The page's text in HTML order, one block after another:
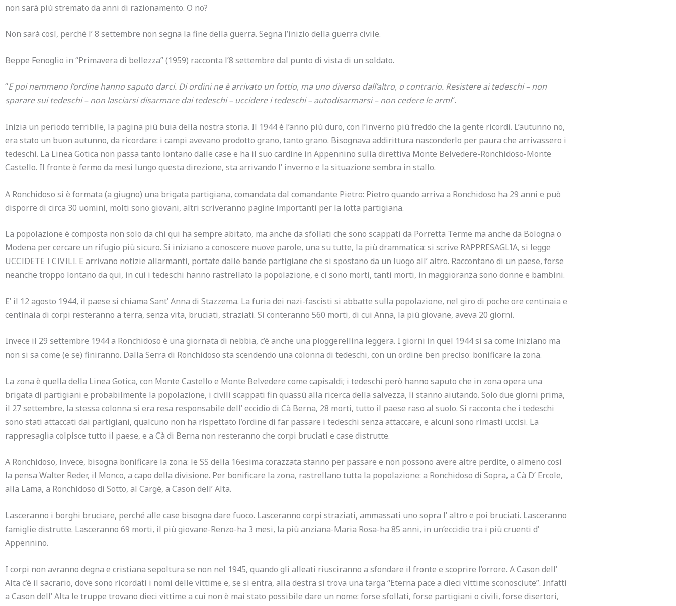
non sarà più stremato da anni di razionamento. O no?
Non sarà così, perché l’ 8 settembre non segna la fine della guerra. Segna l’inizio della guerra civile.
Beppe Fenoglio in “Primavera di bellezza” (1959) racconta l’8 settembre dal punto di vista di un soldato.
“E poi nemmeno l’ordine hanno saputo darci. Di ordini ne è arrivato un fottio, ma uno diverso dall’altro, o contrario. Resistere ai tedeschi – non
sparare sui tedeschi – non lasciarsi disarmare dai tedeschi – uccidere i tedeschi – autodisarmarsi – non cedere le armi“.
Inizia un periodo terribile, la pagina più buia della nostra storia. Il 1944 è l’anno più duro, con l’inverno più freddo che la gente ricordi. L’autunno no,
era stato un buon autunno, da ricordare: i campi avevano prodotto grano, tanto grano. Bisognava addirittura nasconderlo per paura che arrivassero i
tedeschi. La Linea Gotica non passa tanto lontano dalle case e ha il suo cardine in Appennino sulla direttiva Monte Belvedere-Ronchidoso-Monte
Castello. Il fronte è fermo da mesi lungo questa direzione, sta arrivando l’ inverno e la situazione sembra in stallo.
A Ronchidoso si è formata (a giugno) una brigata partigiana, comandata dal comandante Pietro: Pietro quando arriva a Ronchidoso ha 29 anni e può
disporre di circa 30 uomini, molti sono giovani, altri scriveranno pagine importanti per la lotta partigiana.
La popolazione è composta non solo da chi qui ha sempre abitato, ma anche da sfollati che sono scappati da Porretta Terme ma anche da Bologna o
Modena per cercare un rifugio più sicuro. Si iniziano a conoscere nuove parole, una su tutte, la più drammatica: si scrive RAPPRESAGLIA, si legge
UCCIDETE I CIVILI. E arrivano notizie allarmanti, portate dalle bande partigiane che si spostano da un luogo all’ altro. Raccontano di un paese, forse
neanche troppo lontano da qui, in cui i tedeschi hanno rastrellato la popolazione, e ci sono morti, tanti morti, in maggioranza sono donne e bambini.
E’ il 12 agosto 1944, il paese si chiama Sant’ Anna di Stazzema. La furia dei nazi-fascisti si abbatte sulla popolazione, nel giro di poche ore centinaia e
centinaia di corpi resteranno a terra, senza vita, bruciati, straziati. Si conteranno 560 morti, di cui Anna, la più giovane, aveva 20 giorni.
Invece il 29 settembre 1944 a Ronchidoso è una giornata di nebbia, c’è anche una pioggerellina leggera. I giorni in quel 1944 si sa come iniziano ma
non si sa come (e se) finiranno. Dalla Serra di Ronchidoso sta scendendo una colonna di tedeschi, con un ordine ben preciso: bonificare la zona.
La zona è quella della Linea Gotica, con Monte Castello e Monte Belvedere come capisaldi; i tedeschi però hanno saputo che in zona opera una
brigata di partigiani e probabilmente la popolazione, i civili scappati fin quassù alla ricerca della salvezza, li stanno aiutando. Solo due giorni prima,
il 27 settembre, la stessa colonna si era resa responsabile dell’ eccidio di Cà Berna, 28 morti, tutto il paese raso al suolo. Si racconta che i tedeschi
sono stati attaccati dai partigiani, qualcuno non ha rispettato l’ordine di far passare i tedeschi senza attaccare, e alcuni sono rimasti uccisi. La
rappresaglia colpisce tutto il paese, e a Cà di Berna non resteranno che corpi bruciati e case distrutte.
A Ronchidoso, invece, bisogna bonificare la zona: le SS della 16esima corazzata stanno per passare e non possono avere altre perdite, o almeno così
la pensa Walter Reder, il Monco, a capo della divisione. Per bonificare la zona, rastrellano tutta la popolazione: a Ronchidoso di Sopra, a Cà D’ Ercole,
alla Lama, a Ronchidoso di Sotto, al Cargè, a Cason dell’ Alta.
Lasceranno i borghi bruciare, perché alle case bisogna dare fuoco. Lasceranno corpi straziati, ammassati uno sopra l’ altro e poi bruciati. Lasceranno
famiglie distrutte. Lasceranno 69 morti, il più giovane-Renzo-ha 3 mesi, la più anziana-Maria Rosa-ha 85 anni, in un’eccidio tra i più cruenti d’
Appennino.
I corpi non avranno degna e cristiana sepoltura se non nel 1945, quando gli alleati riusciranno a sfondare il fronte e scoprire l’orrore. A Cason dell’
Alta c’è il sacrario, dove sono ricordati i nomi delle vittime e, se si entra, alla destra si trova una targa “Eterna pace a dieci vittime sconosciute”. Infatti
a Cason dell’ Alta le truppe trovano dieci vittime a cui non è mai stato possibile dare un nome: forse sfollati, forse partigiani o civili, forse disertori,